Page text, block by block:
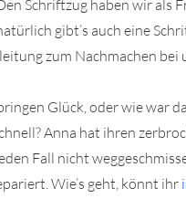
Schriftzug haben wir als
gibt’s auch eine
zum Nachmachen bei
Glück, oder wie war
Anna hat ihren
Fall nicht
Wie’s geht, könnt ihr